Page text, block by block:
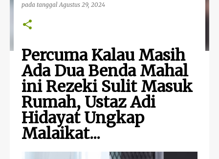
pada tanggalAgustus 29, 2024
Percuma Kalau Masih
Ada Dua Benda Mahal
ini Rezeki Sulit Masuk
Rumah, Ustaz Adi
Hidayat Ungkap
Malaikat...